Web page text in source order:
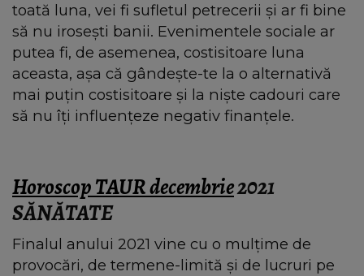
toată luna, vei fi sufletul petrecerii și ar fi bine
să nu irosești banii. Evenimentele sociale ar
putea fi, de asemenea, costisitoare luna
aceasta, așa că gândește-te la o alternativă
mai puțin costisitoare și la niște cadouri care
să nu îți influențeze negativ finanțele.
Horoscop TAUR decembrie2021
SĂNĂTATE
Finalul anului 2021 vine cu o mulțime de
provocări, de termene-limită și de lucruri pe